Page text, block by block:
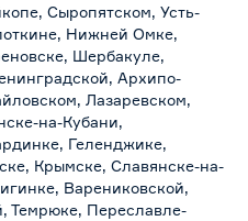
Сыропятском, Усть-
Нижней Омке,
Шербакуле,
Архипо-
Лазаревском,
на-Кубани,
Геленджике,
Крымске, Славянске-на-
Варениковской,
Темрюке, Переславле-